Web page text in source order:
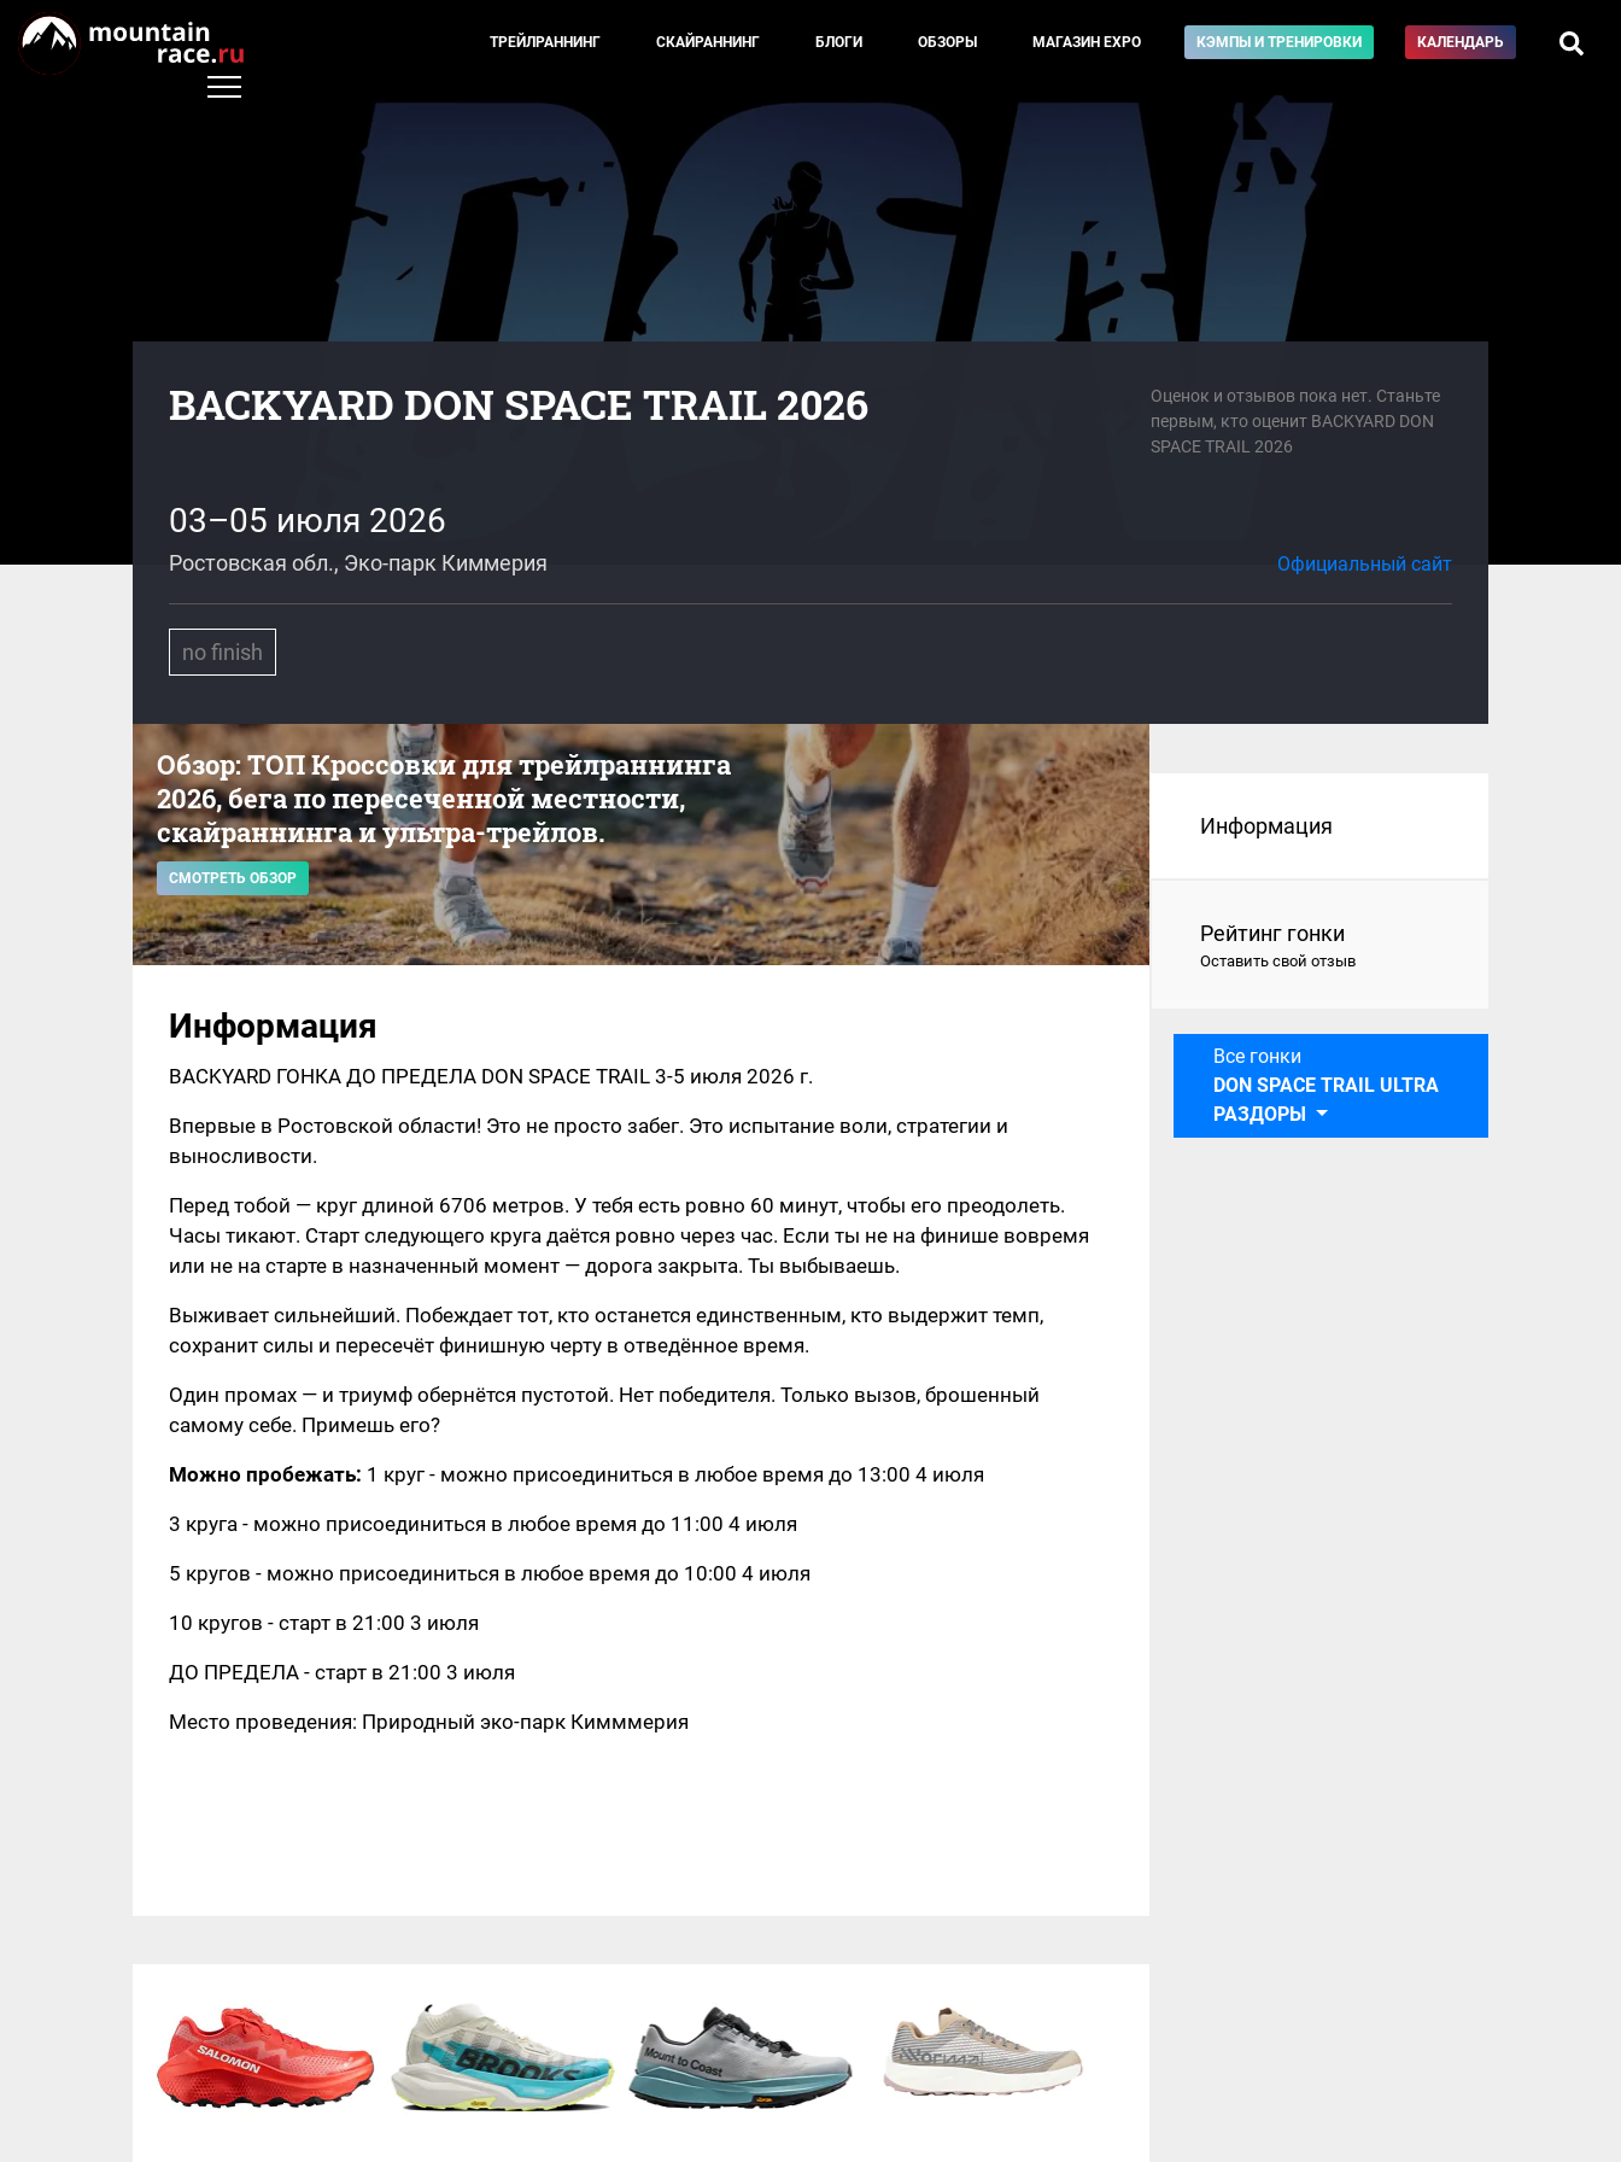
ТРЕЙЛРАННИНГ СКАЙРАННИНГ БЛОГИ ОБЗОРЫ МАГАЗИН EXPO КЭМПЫ И ТРЕНИРОВКИ КАЛЕНДАРЬ
BACKYARD DON SPACE TRAIL 2026
Оценок и отзывов пока нет. Станьте
первым, кто оценит BACKYARD DON
SPACE TRAIL 2026
03–05 июля 2026
Ростовская обл., Эко-парк Киммерия Официальный сайт
no finish
Обзор: ТОП Кроссовки для трейлраннинга
2026, бега по пересеченной местности,
скайраннинга и ультра-трейлов.
СМОТРЕТЬ ОБЗОР
Информация
BACKYARD ГОНКА ДО ПРЕДЕЛА DON SPACE TRAIL 3-5 июля 2026 г.
Впервые в Ростовской области! Это не просто забег. Это испытание воли, стратегии и
выносливости.
Перед тобой — круг длиной 6706 метров. У тебя есть ровно 60 минут, чтобы его преодолеть.
Часы тикают. Старт следующего круга даётся ровно через час. Если ты не на финише вовремя
или не на старте в назначенный момент — дорога закрыта. Ты выбываешь.
Выживает сильнейший. Побеждает тот, кто останется единственным, кто выдержит темп,
сохранит силы и пересечёт финишную черту в отведённое время.
Один промах — и триумф обернётся пустотой. Нет победителя. Только вызов, брошенный
самому себе. Примешь его?
Можно пробежать: 1 круг - можно присоединиться в любое время до 13:00 4 июля
3 круга - можно присоединиться в любое время до 11:00 4 июля
5 кругов - можно присоединиться в любое время до 10:00 4 июля
10 кругов - старт в 21:00 3 июля
ДО ПРЕДЕЛА - старт в 21:00 3 июля
Место проведения: Природный эко-парк Кимммерия
Информация
Рейтинг гонки
Оставить свой отзыв
Все гонки
DON SPACE TRAIL ULTRA
РАЗДОРЫ